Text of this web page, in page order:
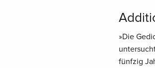
»Die
fünfzig